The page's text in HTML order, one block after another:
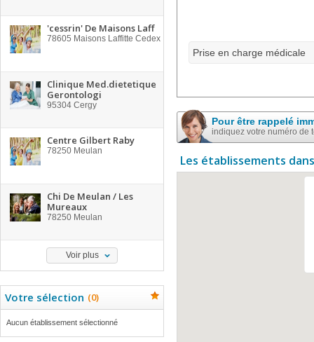
'cessrin' De Maisons Laff
78605 Maisons Laffitte Cedex
Clinique Med.dietetique
Gerontologi
95304 Cergy
Centre Gilbert Raby
78250 Meulan
Chi De Meulan / Les
Mureaux
78250 Meulan
Voir plus
Votre sélection (0)
Aucun établissement sélectionné
Prise en charge médicale
Pour être rappelé
indiquez votre numéro de
Les établissements